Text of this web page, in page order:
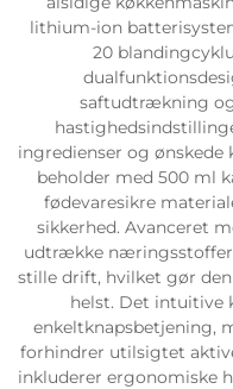
lithium-ion
20
saftudtrækning
ingredienser og ønskede
beholder med 500 ml
fødevaresikre
sikkerhed. Avanceret
udtrække
stille drift, hvilket gør
helst. Det intuitive
enkeltknapsbetjening,
forhindrer utilsigtet
inkluderer ergonomiske